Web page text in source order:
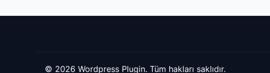
© 2026 Wordpress Plugin. Tüm hakları saklıdır.